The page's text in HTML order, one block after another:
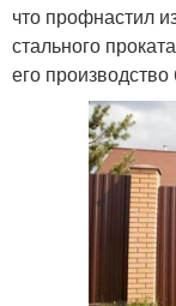
что профнастил
стального
его